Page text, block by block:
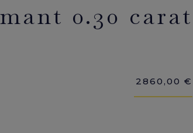
0.30 carat
2860,00 €